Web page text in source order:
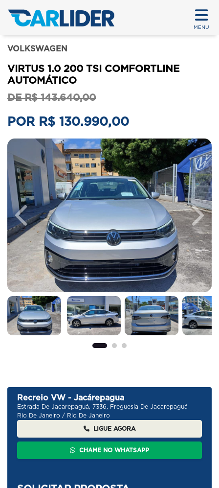
MENU
VOLKSWAGEN
VIRTUS 1.0 200 TSI COMFORTLINE
AUTOMÁTICO
DE R$ 143.640,00
POR R$ 130.990,00
Previous Next
Recreio VW - Jacárepagua
Estrada De Jacarepaguá, 7336, Freguesia De Jacarepaguá
Rio De Janeiro / Rio De Janeiro
LIGUE AGORA
CHAME NO WHATSAPP